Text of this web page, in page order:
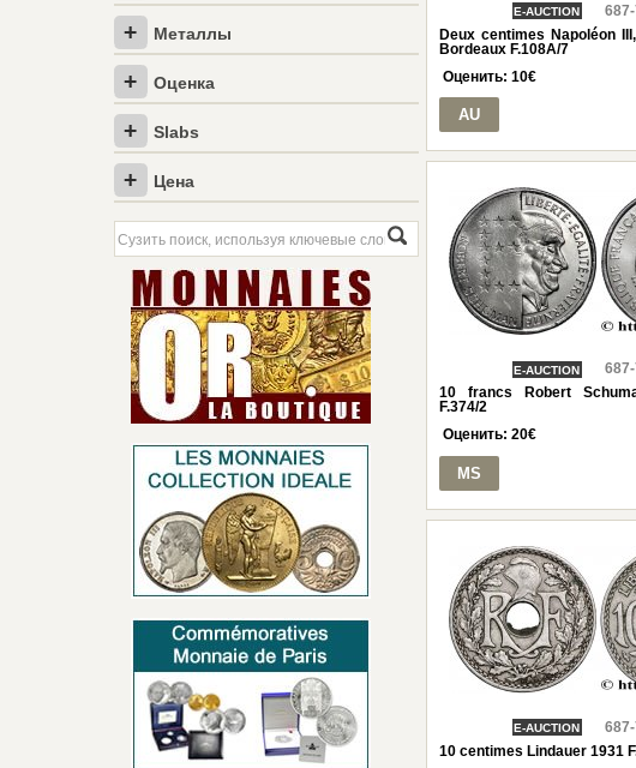
Металлы
Оценка
Slabs
Цена
E-AUCTION
Deux centimes Napoléon
Bordeaux F.108A/7
Оценить:10€
AU
E-AUCTION
10 francs Robert
F.374/2
Оценить:20€
MS
E-AUCTION
10 centimes Lindauer 1931